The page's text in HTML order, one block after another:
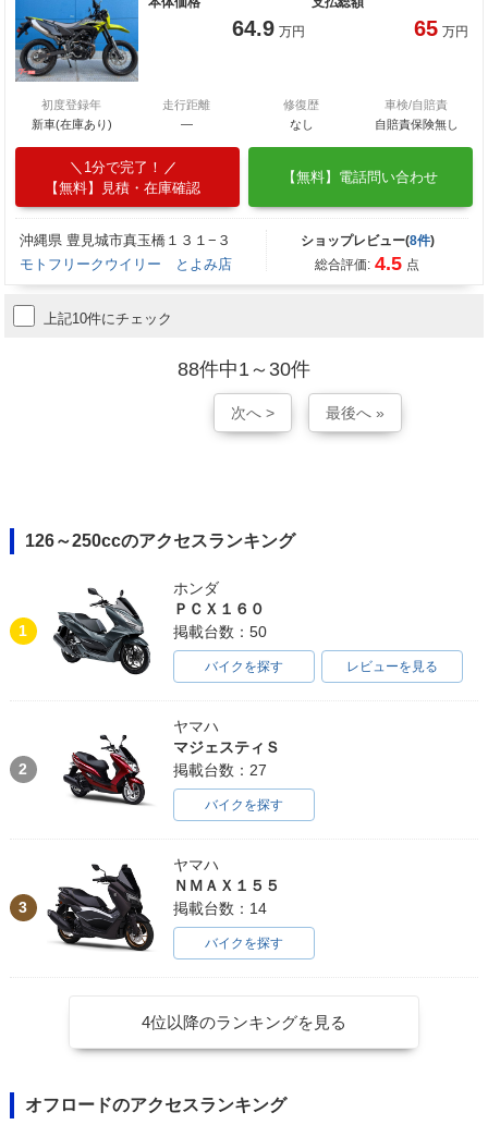
64.9 万円 65 万円
初度登録年
新車(在庫あり)
走行距離
―
修復歴
なし
車検/自賠責
自賠責保険無し
1分で完了！
【無料】見積・在庫確認
【無料】電話問い合わせ
沖縄県 豊見城市真玉橋１３１−３
モトフリークウイリー とよみ店
ショップレビュー(8件)
総合評価: 4.5 点
上記10件にチェック
88件中1～30件
次へ > 最後へ »
126～250ccのアクセスランキング
1
ホンダ
ＰＣＸ１６０
掲載台数：50
バイクを探す レビューを見る
2
ヤマハ
マジェスティＳ
掲載台数：27
バイクを探す
3
ヤマハ
ＮＭＡＸ１５５
掲載台数：14
バイクを探す
4位以降のランキングを見る
オフロードのアクセスランキング